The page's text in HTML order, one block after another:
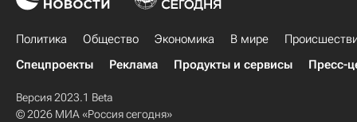
Политика Общество Экономика В мире
Спецпроекты
Реклама Продукты и сервисы Пресс-
Версия 2023.1 Beta
© 2026 МИА «Россия сегодня»